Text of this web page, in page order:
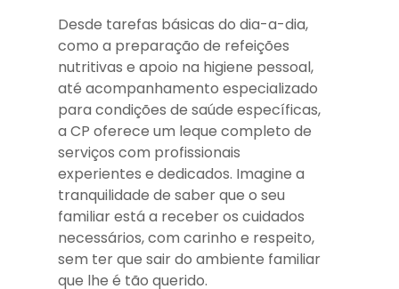
Desde tarefas básicas do dia-a-dia,
como a preparação de refeições
nutritivas e apoio na higiene pessoal,
até acompanhamento especializado
para condições de saúde específicas,
a CP oferece um leque completo de
serviços com profissionais
experientes e dedicados. Imagine a
tranquilidade de saber que o seu
familiar está a receber os cuidados
necessários, com carinho e respeito,
sem ter que sair do ambiente familiar
que lhe é tão querido.